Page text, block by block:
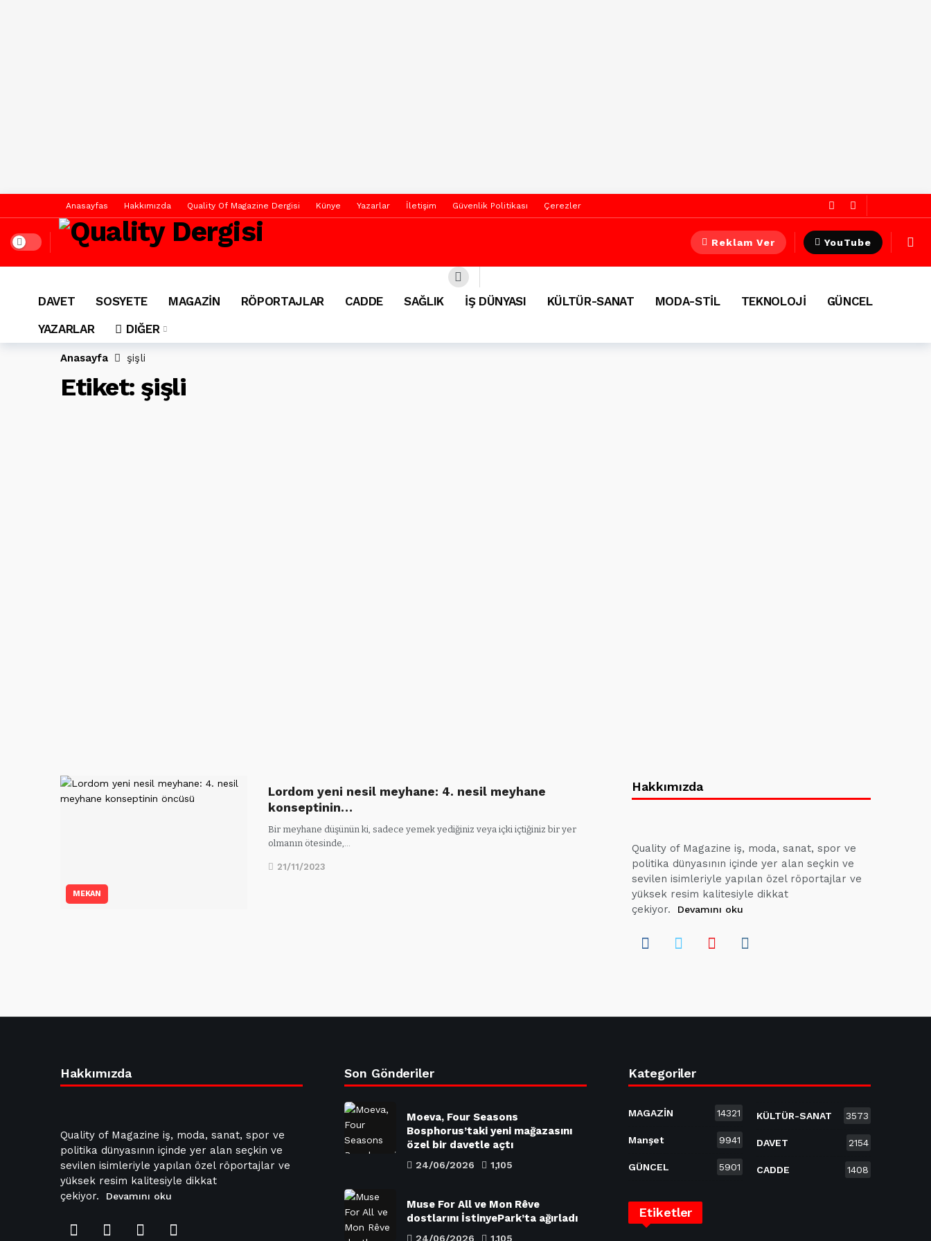
Anasayfas Hakkımızda Quality Of Magazine Dergisi Künye Yazarlar İletişim Güvenlik Politikası Çerezler
Dark mode Reklam Ver YouTube
DAVET SOSYETE MAGAZİN RÖPORTAJLAR CADDE SAĞLIK İŞ DÜNYASI KÜLTÜR-SANAT MODA-STİL TEKNOLOJİ
GÜNCEL
YAZARLAR
DIĞER
Anasayfa şişli
Etiket: şişli
MEKAN
Lordom yeni nesil meyhane: 4. nesil meyhane
konseptinin…
Bir meyhane düşünün ki, sadece yemek yediğiniz veya içki içtiğiniz bir yer
olmanın ötesinde,…
21/11/2023
Hakkımızda
Quality of Magazine iş, moda, sanat, spor ve
politika dünyasının içinde yer alan seçkin ve
sevilen isimleriyle yapılan özel röportajlar ve
yüksek resim kalitesiyle dikkat
çekiyor.
Devamını oku
Hakkımızda
Quality of Magazine iş, moda, sanat, spor ve
politika dünyasının içinde yer alan seçkin ve
sevilen isimleriyle yapılan özel röportajlar ve
yüksek resim kalitesiyle dikkat
çekiyor.
Devamını oku
Son Gönderiler
Moeva, Four Seasons
Bosphorus’taki yeni mağazasını
özel bir davetle açtı
24/06/2026 1,105
Muse For All ve Mon Rêve
dostlarını İstinyePark’ta ağırladı
24/06/2026 1,105
Kategoriler
MAGAZİN 14321
Manşet 9941
GÜNCEL 5901
KÜLTÜR-SANAT 3573
DAVET 2154
CADDE 1408
Etiketler